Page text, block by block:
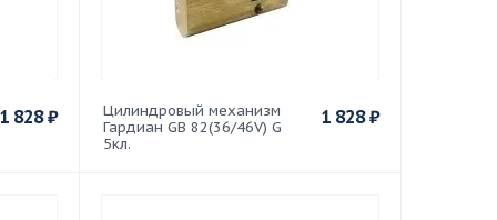
1 828₽
Цилиндровый механизм
Гардиан GB 82(36/46V) G
5кл.
1 828₽